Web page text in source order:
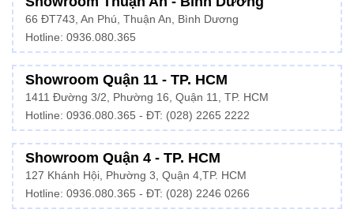
66 ĐT743, An Phú, Thuận An, Bình Dương
Hotline: 0936.080.365
Showroom Quận 11 - TP. HCM
1411 Đường 3/2, Phường 16, Quận 11, TP. HCM
Hotline: 0936.080.365 - ĐT: (028) 2265 2222
Showroom Quận 4 - TP. HCM
127 Khánh Hội, Phường 3, Quận 4,TP. HCM
Hotline: 0936.080.365 - ĐT: (028) 2246 0266